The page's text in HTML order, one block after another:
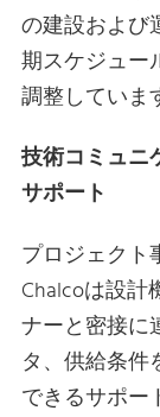
の建設および
期スケジュー
調整していま
技術コミュニ
サポート
プロジェクト
Chalcoは設
ナーと密接に
タ、供給条件
できるサポー